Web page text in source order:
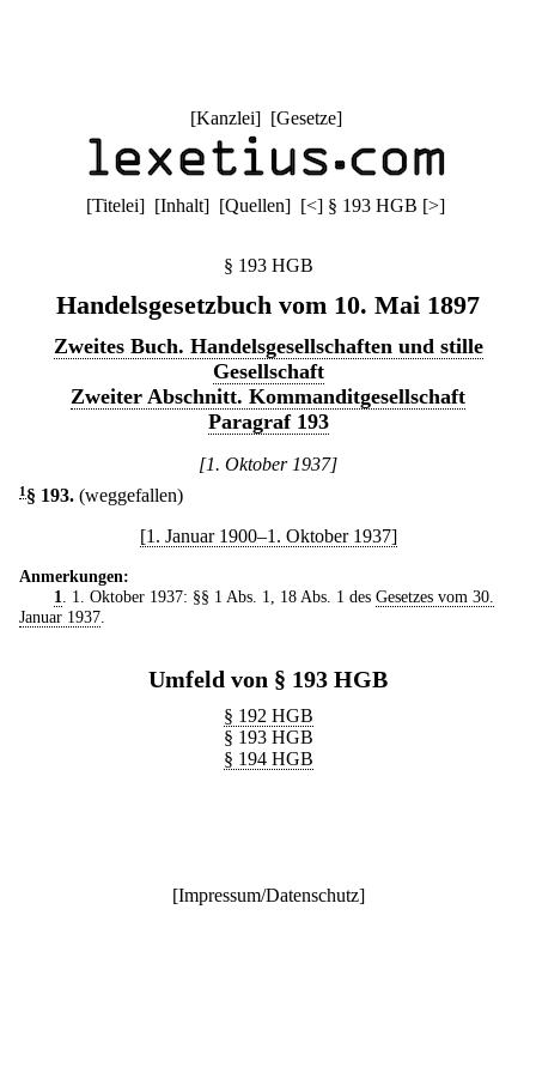
[Kanzlei] [Gesetze]
[Titelei] [Inhalt] [Quellen] [<] § 193 HGB [>]
§ 193 HGB
Handelsgesetzbuch vom 10. Mai 1897
Zweites Buch. Handelsgesellschaften und stille
Gesellschaft
Zweiter Abschnitt. Kommanditgesellschaft
Paragraf 193
[1. Oktober 1937]
1 § 193. (weggefallen)
[1. Januar 1900–1. Oktober 1937]
Anmerkungen:
1
. 1. Oktober 1937: §§ 1 Abs. 1, 18 Abs. 1 des Gesetzes vom 30.
Januar 1937
Umfeld von § 193 HGB
§ 192 HGB
§ 193 HGB
§ 194 HGB
[Impressum/Datenschutz]